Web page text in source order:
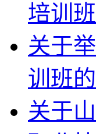
培训
关于
训班
关于